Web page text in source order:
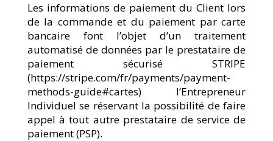
Les informations de paiement du Client lors
de la commande et du paiement par carte
bancaire font l’objet d’un traitement
automatisé de données par le prestataire de
paiement sécurisé STRIPE
(https://stripe.com/fr/payments/payment-
methods-guide#cartes) l’Entrepreneur
Individuel se réservant la possibilité de faire
appel à tout autre prestataire de service de
paiement (PSP).